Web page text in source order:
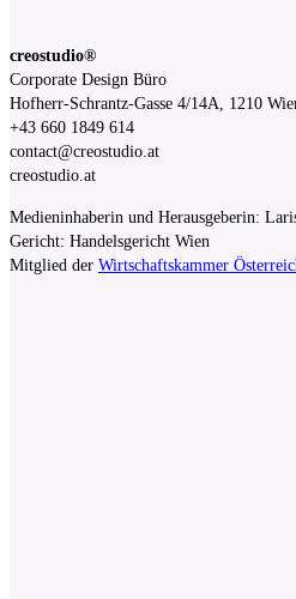
creostudio®
Corporate Design Büro
Hofherr-Schrantz-Gasse 4/14A, 1210
+43 660 1849 614
contact@creostudio.at
creostudio.at
Medieninhaberin und Herausgeberin:
Gericht: Handelsgericht Wien
Mitglied der Wirtschaftskammer